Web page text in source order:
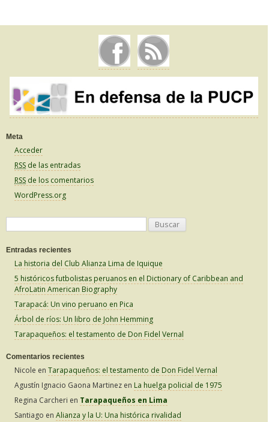
o
tir
Meta
Acceder
RSS de las entradas
RSS de los comentarios
WordPress.org
sEntradas recientes
La historia del Club Alianza Lima de Iquique
5 históricos futbolistas peruanos en el Dictionary of Caribbean and
AfroLatin American Biography
Tarapacá: Un vino peruano en Pica
Árbol de ríos: Un libro de John Hemming
Tarapaqueños: el testamento de Don Fidel Vernal
Comentarios recientes
Nicole en Tarapaqueños: el testamento de Don Fidel Vernal
Agustín Ignacio Gaona Martinez en La huelga policial de 1975
Regina Carcheri en Tarapaqueños en Lima
Santiago en Alianza y la U: Una histórica rivalidad